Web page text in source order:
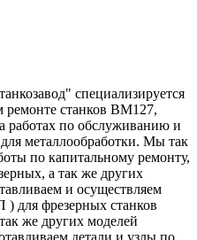
специализируется
ремонте станков ВМ127,
работах по обслуживанию и
металлообработки. Мы так
по капитальному ремонту,
а так же других
и осуществляем
) для фрезерных станков
же других моделей